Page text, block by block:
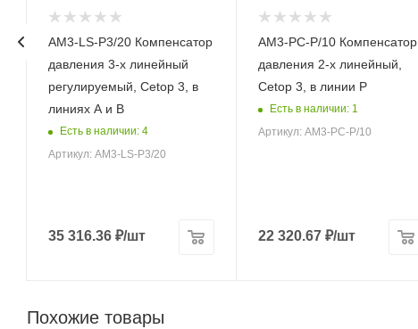
AM3-LS-P3/20 Компенсатор
давления 3-х линейный
регулируемый, Cetop 3, в
линиях A и B
Есть в наличии: 4
Артикул: AM3-LS-P3/20
35 316.36 ₽/шт
AM3-PC-P/10 Компенсатор
давления 2-х линейный,
Cetop 3, в линии P
Есть в наличии: 1
Артикул: AM3-PC-P/10
22 320.67₽/шт
Похожие товары